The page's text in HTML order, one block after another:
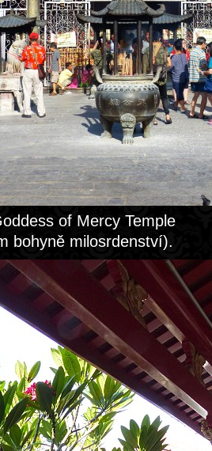
of Mercy Temple
bohyně milosrdenství).